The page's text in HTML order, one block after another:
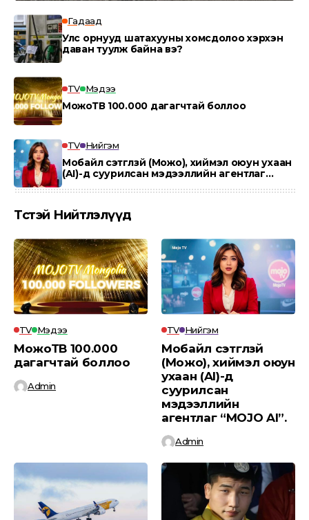
Гадаад
Улс орнууд шатахууны хомсдолоо хэрхэн
даван туулж байна вэ?
TV Мэдээ
МожоТВ 100.000 дагагчтай боллоо
TV Нийгэм
Мобайл сэтгүүлзүй (Можо), хиймэл оюун ухаан
(AI)-д суурилсан мэдээллийн агентлаг
Төсөөтэй Нийтлэлүүд
TV Мэдээ
МожоТВ 100.000
дагагчтай боллоо
Admin
TV Нийгэм
Мобайл сэтгүүлзүй
(Можо), хиймэл оюун
ухаан (AI)-д
суурилсан
мэдээллийн
агентлаг “MOJO AI”.
Admin